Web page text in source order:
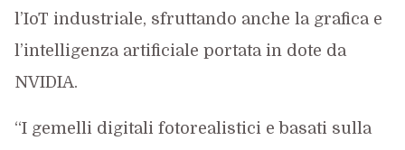
l’IoT industriale, sfruttando anche la grafica e
l’intelligenza artificiale portata in dote da
NVIDIA.
“I gemelli digitali fotorealistici e basati sulla